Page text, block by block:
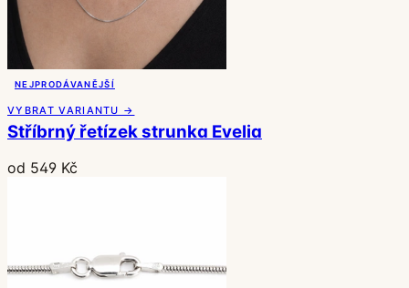
NEJPRODÁVANĚJŠÍ
VYBRAT VARIANTU →
Stříbrný řetízek strunka Evelia
od 549 Kč